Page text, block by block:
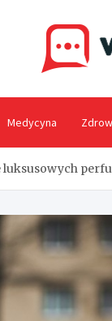
Medycyna
luksusowych